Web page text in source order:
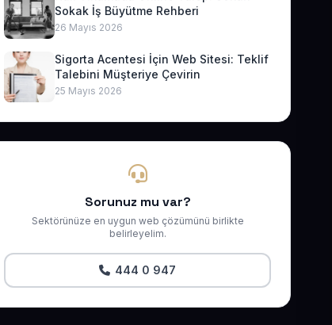
Sokak İş Büyütme Rehberi
26 Mayıs 2026
Sigorta Acentesi İçin Web Sitesi: Teklif
Talebini Müşteriye Çevirin
25 Mayıs 2026
Sorunuz mu var?
Sektörünüze en uygun web çözümünü birlikte
belirleyelim.
444 0 947